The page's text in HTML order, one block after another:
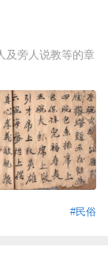
及旁人说教等的章
#民俗